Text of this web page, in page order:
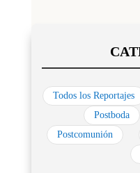
Todos los Reportajes
Postboda
Postcomunión